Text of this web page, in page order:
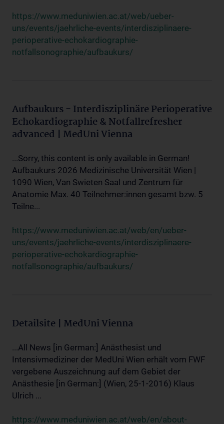
https://www.meduniwien.ac.at/web/ueber-
uns/events/jaehrliche-events/interdisziplinaere-
perioperative-echokardiographie-
notfallsonographie/aufbaukurs/
Aufbaukurs - Interdisziplinäre Perioperative
Echokardiographie & Notfallrefresher
advanced | MedUni Vienna
...Sorry, this content is only available in German!
Aufbaukurs 2026 Medizinische Universität Wien |
1090 Wien, Van Swieten Saal und Zentrum für
Anatomie Max. 40 Teilnehmer:innen gesamt bzw. 5
Teilne...
https://www.meduniwien.ac.at/web/en/ueber-
uns/events/jaehrliche-events/interdisziplinaere-
perioperative-echokardiographie-
notfallsonographie/aufbaukurs/
Detailsite | MedUni Vienna
...All News [in German:] Anästhesist und
Intensivmediziner der MedUni Wien erhält vom FWF
vergebene Auszeichnung auf dem Gebiet der
Anästhesie [in German:] (Wien, 25-1-2016) Klaus
Ulrich ...
https://www.meduniwien.ac.at/web/en/about-